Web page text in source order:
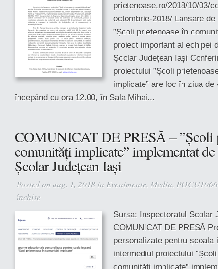
prietenoase.ro/2018/10/03/
octombrie-2018/ Lansare
”Școli prietenoase în
proiect important al echipei
Școlar Județean Iași
proiectului ”Școli
implicate” are loc în ziua de
începând cu ora 12.00, în Sala Mihai...
COMUNICAT DE PRESĂ – ”Școli
comunități implicate” implementat
Școlar Județean Iași
Posted on aug. 1, 2018 in Evenimente, Media,
închise
DE
PRESĂ
–
”Școli
Sursa: Inspectoratul Scolar
COMUNICAT DE PRESĂ
personalizate pentru școala
intermediul proiectului
comunități implicate”